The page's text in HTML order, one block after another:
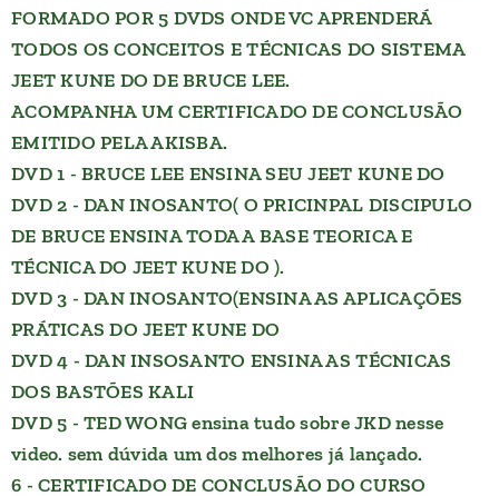
FORMADO POR 5 DVDS ONDE VC APRENDERÁ
TODOS OS CONCEITOS E TÉCNICAS DO SISTEMA
JEET KUNE DO DE BRUCE LEE.
ACOMPANHA UM CERTIFICADO DE CONCLUSÃO
EMITIDO PELA AKISBA.
DVD 1 - BRUCE LEE ENSINA SEU JEET KUNE DO
DVD 2 - DAN INOSANTO( O PRICINPAL DISCIPULO
DE BRUCE ENSINA TODA A BASE TEORICA E
TÉCNICA DO JEET KUNE DO ).
DVD 3 - DAN INOSANTO(ENSINA AS APLICAÇÕES
PRÁTICAS DO JEET KUNE DO
DVD 4 - DAN INSOSANTO ENSINA AS TÉCNICAS
DOS BASTÕES KALI
DVD 5 - TED WONG ensina tudo sobre JKD nesse
video. sem dúvida um dos melhores já lançado.
6 - CERTIFICADO DE CONCLUSÃO DO CURSO